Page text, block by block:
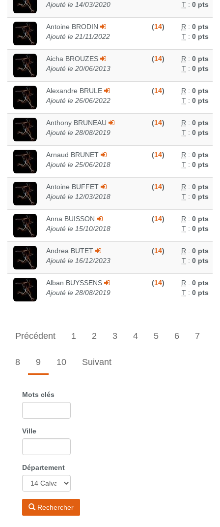
Ajouté le 14/03/2020
T : 0 pts
Antoine BRODIN
Ajouté le 21/11/2022
(14) R : 0 pts
T : 0 pts
Aicha BROUZES
Ajouté le 20/06/2013
(14) R : 0 pts
T : 0 pts
Alexandre BRULE
Ajouté le 26/06/2022
(14) R : 0 pts
T : 0 pts
Anthony BRUNEAU
Ajouté le 28/08/2019
(14) R : 0 pts
T : 0 pts
Arnaud BRUNET
Ajouté le 25/06/2018
(14) R : 0 pts
T : 0 pts
Antoine BUFFET
Ajouté le 12/03/2018
(14) R : 0 pts
T : 0 pts
Anna BUISSON
Ajouté le 15/10/2018
(14) R : 0 pts
T : 0 pts
Andrea BUTET
Ajouté le 16/12/2023
(14) R : 0 pts
T : 0 pts
Alban BUYSSENS
Ajouté le 28/08/2019
(14) R : 0 pts
T : 0 pts
Précédent 1 2 3 4 5 6 7
8 9 10 Suivant
Mots clés
Ville
Département
Rechercher